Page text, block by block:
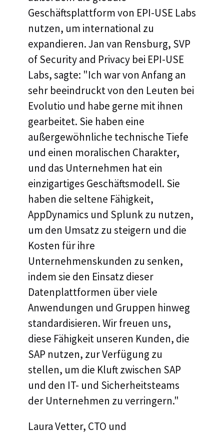
Geschäftsplattform von EPI-USE Labs
nutzen, um international zu
expandieren. Jan van Rensburg, SVP
of Security and Privacy bei EPI-USE
Labs, sagte: "Ich war von Anfang an
sehr beeindruckt von den Leuten bei
Evolutio und habe gerne mit ihnen
gearbeitet. Sie haben eine
außergewöhnliche technische Tiefe
und einen moralischen Charakter,
und das Unternehmen hat ein
einzigartiges Geschäftsmodell. Sie
haben die seltene Fähigkeit,
AppDynamics und Splunk zu nutzen,
um den Umsatz zu steigern und die
Kosten für ihre
Unternehmenskunden zu senken,
indem sie den Einsatz dieser
Datenplattformen über viele
Anwendungen und Gruppen hinweg
standardisieren. Wir freuen uns,
diese Fähigkeit unseren Kunden, die
SAP nutzen, zur Verfügung zu
stellen, um die Kluft zwischen SAP
und den IT- und Sicherheitsteams
der Unternehmen zu verringern."
Laura Vetter, CTO und